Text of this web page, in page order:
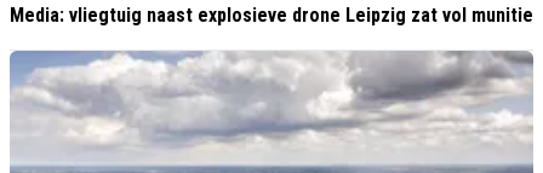
Media: vliegtuig naast explosieve drone Leipzig zat vol munitie